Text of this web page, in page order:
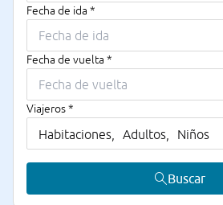
Fecha de ida *
Fecha de vuelta *
Viajeros *
Habitaciones, Adultos, Niños
Buscar